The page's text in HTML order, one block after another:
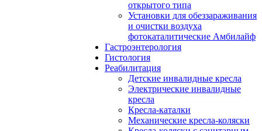
открытого типа
Установки для обеззараживания
и очистки воздуха
фотокаталитические Амбилайф
Гастроэнтерология
Гистология
Реабилитация
Детские инвалидные кресла
Электрические инвалидные
кресла
Кресла-каталки
Механические кресла-коляски